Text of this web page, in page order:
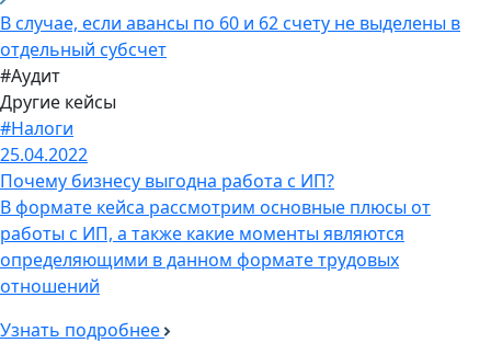
В случае, если авансы по 60 и 62 счету не выделены в
отдельный субсчет
#Аудит
Другие кейсы
#Налоги
25.04.2022
Почему бизнесу выгодна работа с ИП?
В формате кейса рассмотрим основные плюсы от
работы с ИП, а также какие моменты являются
определяющими в данном формате трудовых
отношений
Узнать подробнее